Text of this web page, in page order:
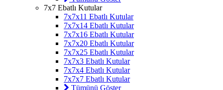
7x7 Ebatlı Kutular
7x7x11 Ebatlı Kutular
7x7x14 Ebatlı Kutular
7x7x16 Ebatlı Kutular
7x7x20 Ebatlı Kutular
7x7x25 Ebatlı Kutular
7x7x3 Ebatlı Kutular
7x7x4 Ebatlı Kutular
7x7x7 Ebatlı Kutular
Tümünü Göster